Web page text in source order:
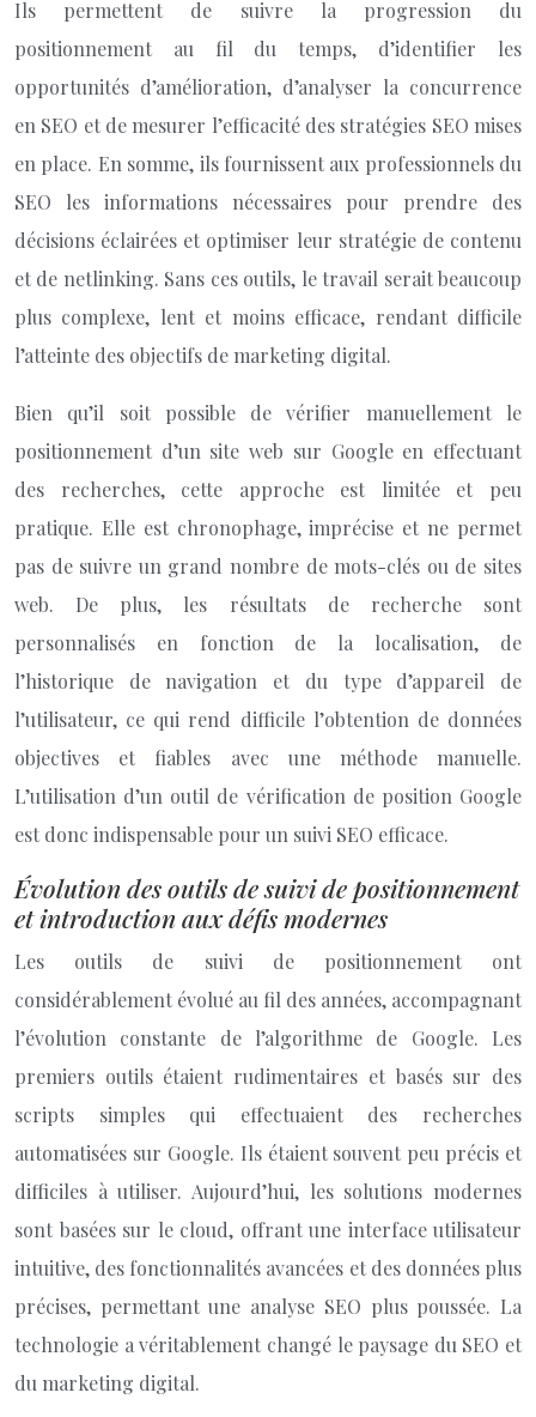
Ils permettent de suivre la progression du
positionnement au fil du temps, d’identifier les
opportunités d’amélioration, d’analyser la concurrence
en SEO et de mesurer l’efficacité des stratégies SEO mises
en place. En somme, ils fournissent aux professionnels du
SEO les informations nécessaires pour prendre des
décisions éclairées et optimiser leur stratégie de contenu
et de netlinking. Sans ces outils, le travail serait beaucoup
plus complexe, lent et moins efficace, rendant difficile
l’atteinte des objectifs de marketing digital.
Bien qu’il soit possible de vérifier manuellement le
positionnement d’un site web sur Google en effectuant
des recherches, cette approche est limitée et peu
pratique. Elle est chronophage, imprécise et ne permet
pas de suivre un grand nombre de mots-clés ou de sites
web. De plus, les résultats de recherche sont
personnalisés en fonction de la localisation, de
l’historique de navigation et du type d’appareil de
l’utilisateur, ce qui rend difficile l’obtention de données
objectives et fiables avec une méthode manuelle.
L’utilisation d’un outil de vérification de position Google
est donc indispensable pour un suivi SEO efficace.
Évolution des outils de suivi de positionnement
et introduction aux défis modernes
Les outils de suivi de positionnement ont
considérablement évolué au fil des années, accompagnant
l’évolution constante de l’algorithme de Google. Les
premiers outils étaient rudimentaires et basés sur des
scripts simples qui effectuaient des recherches
automatisées sur Google. Ils étaient souvent peu précis et
difficiles à utiliser. Aujourd’hui, les solutions modernes
sont basées sur le cloud, offrant une interface utilisateur
intuitive, des fonctionnalités avancées et des données plus
précises, permettant une analyse SEO plus poussée. La
technologie a véritablement changé le paysage du SEO et
du marketing digital.